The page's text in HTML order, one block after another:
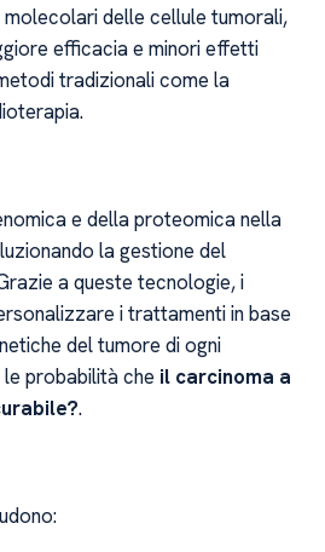
delle cellule tumorali,
efficacia e minori effetti
tradizionali come la
e della proteomica nella
la gestione del
a queste tecnologie, i
i trattamenti in base
del tumore di ogni
probabilità che il carcinoma a
.